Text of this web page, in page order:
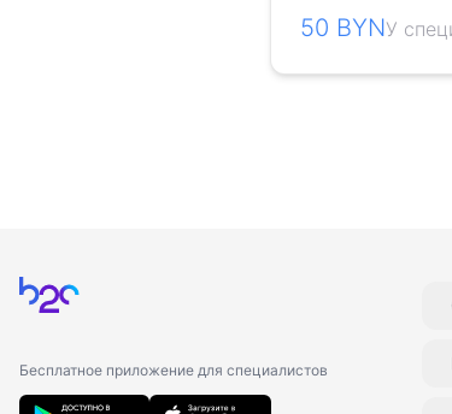
50 BYNУ
Главная
Бесплатное приложение для специалистов